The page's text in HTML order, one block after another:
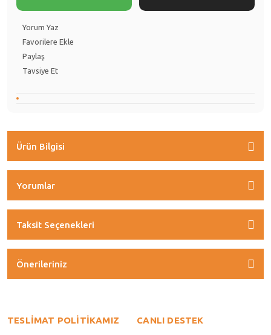
Yorum Yaz
Paylaş
Tavsiye Et
Ürün Bilgisi
Yorumlar
Taksit Seçenekleri
Önerileriniz
TESLİMAT POLİTİKAMIZ CANLI DESTEK